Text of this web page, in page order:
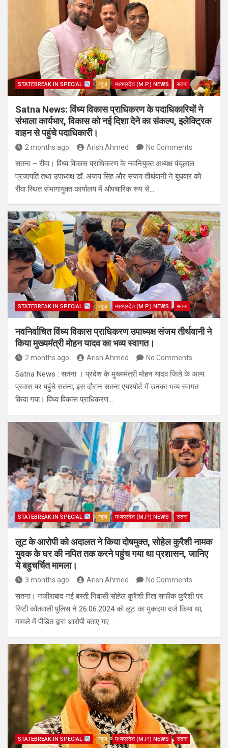
STATEBREAK.IN SPECIAL न्यूज़ मध्यप्रदेश (M.P.) NEWS सतना
Satna News: विंध्य विकास प्राधिकरण के पदाधिकारियों ने
संभाला कार्यभार, विकास को नई दिशा देने का संकल्प, इलेक्ट्रिक
वाहन से पहुंचे पदाधिकारी।
2 months ago Arish Ahmed No Comments
सतना – रीवा। विंध्य विकास प्राधिकरण के नवनियुक्त अध्यक्ष पंचूलाल
प्रजापति तथा उपाध्यक्ष डॉ. अजय सिंह और संजय तीर्थवानी ने बुधवार को
रीवा स्थित संभागायुक्त कार्यालय में औपचारिक रूप से…
STATEBREAK.IN SPECIAL न्यूज़ मध्यप्रदेश (M.P.) NEWS सतना
नवनिर्वाचित विंध्य विकास प्राधिकरण उपाध्यक्ष संजय तीर्थवानी ने
किया मुख्यमंत्री मोहन यादव का भव्य स्वागत।
2 months ago Arish Ahmed No Comments
Satna News : सतना । प्रदेश के मुख्यमंत्री मोहन यादव जिले के अल्प
प्रवास पर पहुंचे सतना, इस दौरान सतना एयरपोर्ट में उनका भव्य स्वागत
किया गया। विंध्य विकास प्राधिकरण…
STATEBREAK.IN SPECIAL न्यूज़ मध्यप्रदेश (M.P.) NEWS सतना
लूट के आरोपी को अदालत ने किया दोषमुक्त, सोहेल कुरैशी नामक
युवक के घर की नपित तक करने पहुंच गया था प्रशासन, जानिए
ये बहुचर्चित मामला।
3 months ago Arish Ahmed No Comments
सतना। नजीराबाद नई बस्ती निवासी सोहेल कुरैशी पिता सफीक कुरैशी पर
सिटी कोतवाली पुलिस ने 26.06.2024 को लूट का मुकदमा दर्ज किया था,
मामले में पीड़ित द्वारा आरोपी बताए गए…
STATEBREAK.IN SPECIAL न्यूज़ मध्यप्रदेश (M.P.) NEWS सतना